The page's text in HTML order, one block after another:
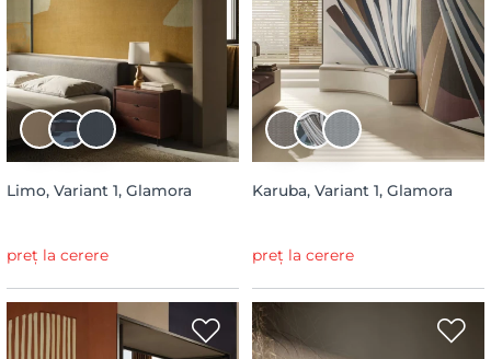
Limo, Variant 1, Glamora
preț la cerere
Karuba, Variant 1, Glamora
preț la cerere